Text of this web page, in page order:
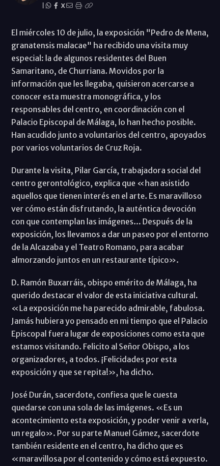
X
El miércoles 10 de julio, la exposición "Pedro de Mena,
granatensis malacae" ha recibido una visita muy
especial: la de algunos residentes del Buen
Samaritano, de Churriana. Movidos por la
información que les llegaba, quisieron acercarse a
conocer esta muestra monográfica, y los
responsables del centro, en coordinación con el
Palacio Episcopal de Málaga, lo han hecho posible.
Han acudido junto a voluntarios del centro, apoyados
por varios voluntarios de Cruz Roja.
Durante la visita, Pilar García, trabajadora social del
centro gerontológico, explica que «han asistido
aquellos que tienen interés en el arte. Es maravilloso
ver cómo están disfrutando, la auténtica devoción
con que contemplan las imágenes... Después de la
exposición, los llevamos a dar un paseo por el entorno
de la Alcazaba y el Teatro Romano, para acabar
almorzando juntos en un restaurante típico».
D. Ramón Buxarráis, obispo emérito de Málaga, ha
querido destacar el valor de esta iniciativa cultural.
«La exposición me ha parecido admirable, fabulosa.
Jamás hubiera yo pensado en mi tiempo que el Palacio
Episcopal fuera lugar de exposiciones como esta que
estamos visitando. Felicito al Señor Obispo, a los
organizadores, a todos. ¡Felicidades por esta
exposición y que se repita!», ha dicho.
José Durán, sacerdote, confiesa que le cuesta
quedarse con una sola de las imágenes. «Es un
acontecimiento esta exposición, y poder venir a verla,
un regalo». Por su parte Manuel Gámez, sacerdote
también residente en el centro, ha dicho que es
«maravillosa por el contenido y cómo está expuesto.